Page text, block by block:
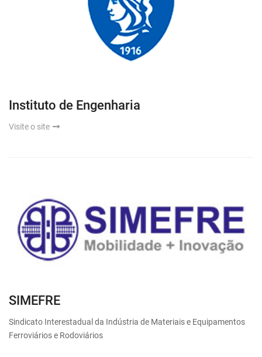
Instituto de Engenharia
Visite o site
SIMEFRE
Sindicato Interestadual da Indústria de Materiais e Equipamentos
Ferroviários e Rodoviários